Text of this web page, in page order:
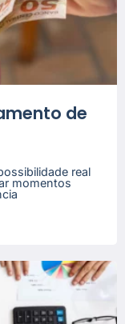
de
real
momentos